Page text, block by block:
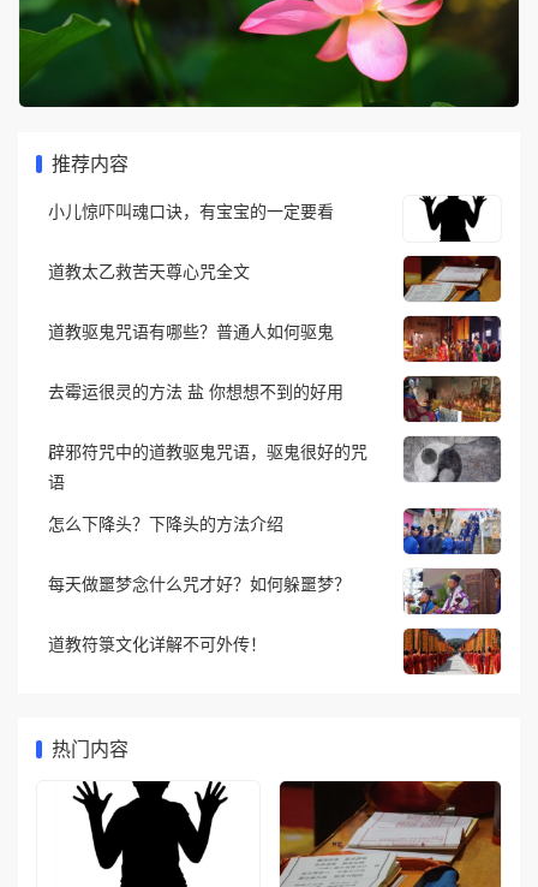
推荐内容
小儿惊吓叫魂口诀，有宝宝的一定要看
道教太乙救苦天尊心咒全文
道教驱鬼咒语有哪些？普通人如何驱鬼
去霉运很灵的方法 盐 你想想不到的好用
辟邪符咒中的道教驱鬼咒语，驱鬼很好的咒
语
怎么下降头？下降头的方法介绍
每天做噩梦念什么咒才好？如何躲噩梦？
道教符箓文化详解不可外传！
热门内容